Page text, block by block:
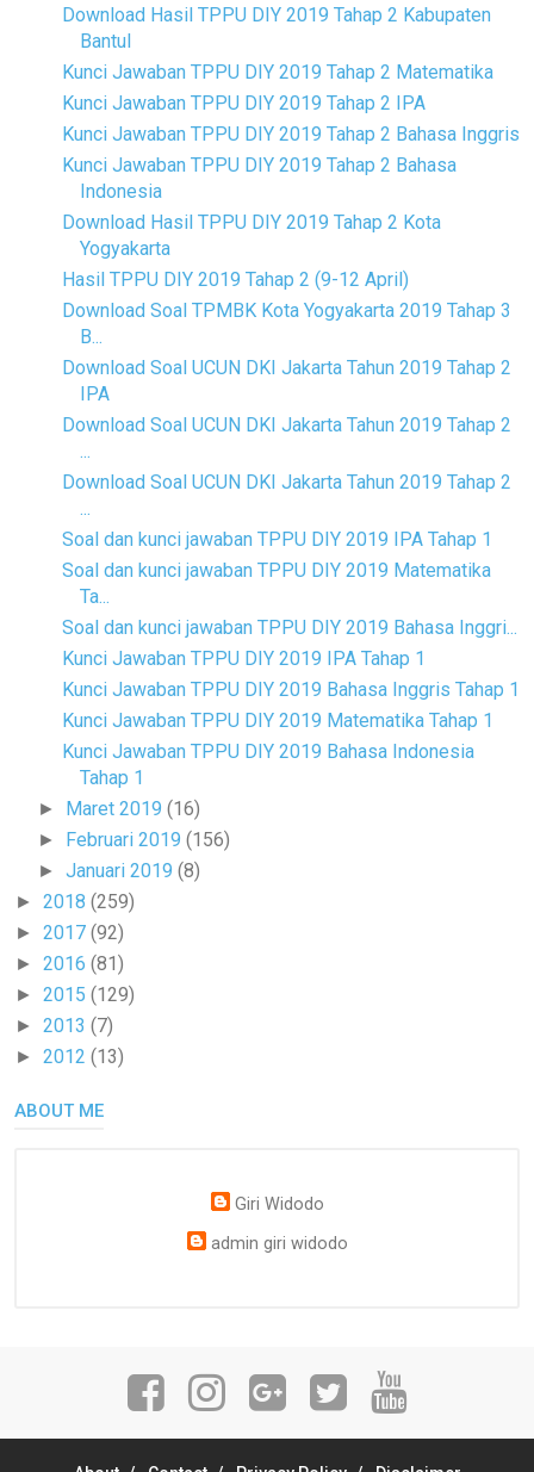
Download Hasil TPPU DIY 2019 Tahap 2 Kabupaten
Bantul
Kunci Jawaban TPPU DIY 2019 Tahap 2 Matematika
Kunci Jawaban TPPU DIY 2019 Tahap 2 IPA
Kunci Jawaban TPPU DIY 2019 Tahap 2 Bahasa Inggris
Kunci Jawaban TPPU DIY 2019 Tahap 2 Bahasa
Indonesia
Download Hasil TPPU DIY 2019 Tahap 2 Kota
Yogyakarta
Hasil TPPU DIY 2019 Tahap 2 (9-12 April)
Download Soal TPMBK Kota Yogyakarta 2019 Tahap 3
B...
Download Soal UCUN DKI Jakarta Tahun 2019 Tahap 2
IPA
Download Soal UCUN DKI Jakarta Tahun 2019 Tahap 2
...
Download Soal UCUN DKI Jakarta Tahun 2019 Tahap 2
...
Soal dan kunci jawaban TPPU DIY 2019 IPA Tahap 1
Soal dan kunci jawaban TPPU DIY 2019 Matematika
Ta...
Soal dan kunci jawaban TPPU DIY 2019 Bahasa Inggri...
Kunci Jawaban TPPU DIY 2019 IPA Tahap 1
Kunci Jawaban TPPU DIY 2019 Bahasa Inggris Tahap 1
Kunci Jawaban TPPU DIY 2019 Matematika Tahap 1
Kunci Jawaban TPPU DIY 2019 Bahasa Indonesia
Tahap 1
► Maret 2019(16)
► Februari 2019(156)
►Januari 2019(8)
► 2018 (259)
► 2017 (92)
► 2016 (81)
► 2015 (129)
► 2013 (7)
► 2012 (13)
ABOUT ME
Giri Widodo
admin giri widodo